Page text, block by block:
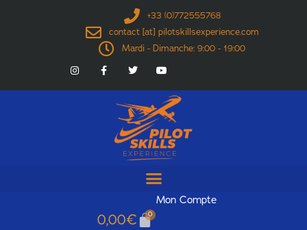
+33 (0)772555768
contact [at] pilotskillsexperience.com
Mardi - Dimanche: 9:00 - 19:00
Mon Compte
0,00€ 0